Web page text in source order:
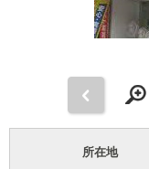
所在地